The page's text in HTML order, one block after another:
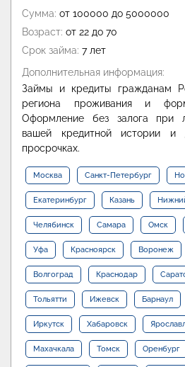
Сумма: от 100000 до 5000000
Возраст: от 22 до 70
Срок займа: 7 лет
Дополнительная информация:
Займы и кредиты гражданам
региона проживания и
Оформление без залога при
вашей кредитной истории и
просрочках.
Москва Санкт-Петербург
Екатеринбург Казань
Челябинск Самара Омск
Уфа Красноярск Воронеж
Волгоград Краснодар
Тольятти Ижевск Барнаул
Иркутск Хабаровск
Махачкала Томск Оренбург